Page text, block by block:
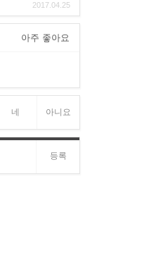
2017.04.25
아주 좋아요
네 아니요
등록